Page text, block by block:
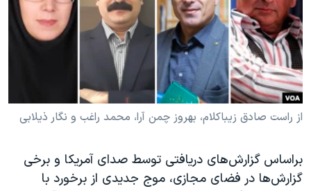
فرهنگ و زندگی
حقوق شهروندی
اقتصادی
علم و فناوری
اسرائیل در جنگ
آرشیو پخش زنده
مستندها
انتخابات ریاست جمهوری آمریکا ۲۰۲۴
حمله جمهوری اسلامی به اسرائیل
رمز مهسا
ورزش زنان در ایران
مجموعه مستندهای دادخواهی
تریبونال مردمی آبان ۹۸
دنبال کنید
زبانهای مختلف
از راست صادق زیباکلام، بهروز چمن آرا، محمد راغب و نگار ذیلابی
براساس گزارش‌های دریافتی توسط صدای آمریکا و برخی
گزارش‌ها در فضای مجازی، موج جدیدی از برخورد با